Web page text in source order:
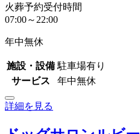
火葬予約受付時間
07:00～22:00
年中無休
施設・設備 駐車場有り
サービス
年中無休
詳細を見る